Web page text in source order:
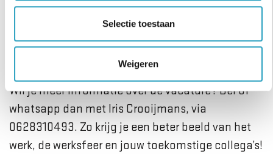
Selectie toestaan
Weigeren
Zet jouw talenten in als verzorgende NAH op de
plek waar het er écht toe doet: versterk
AxionContinu in Utrecht Leidsche Rijn. Solliciteer
Wil je meer informatie over de vacature? Bel of
whatsapp dan met Iris Crooijmans, via
0628310493. Zo krijg je een beter beeld van het
werk, de werksfeer en jouw toekomstige collega’s!